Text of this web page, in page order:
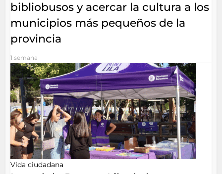
bibliobusos y acercar la cultura a los
municipios más pequeños de la
provincia
1 semana
Vida ciudadana